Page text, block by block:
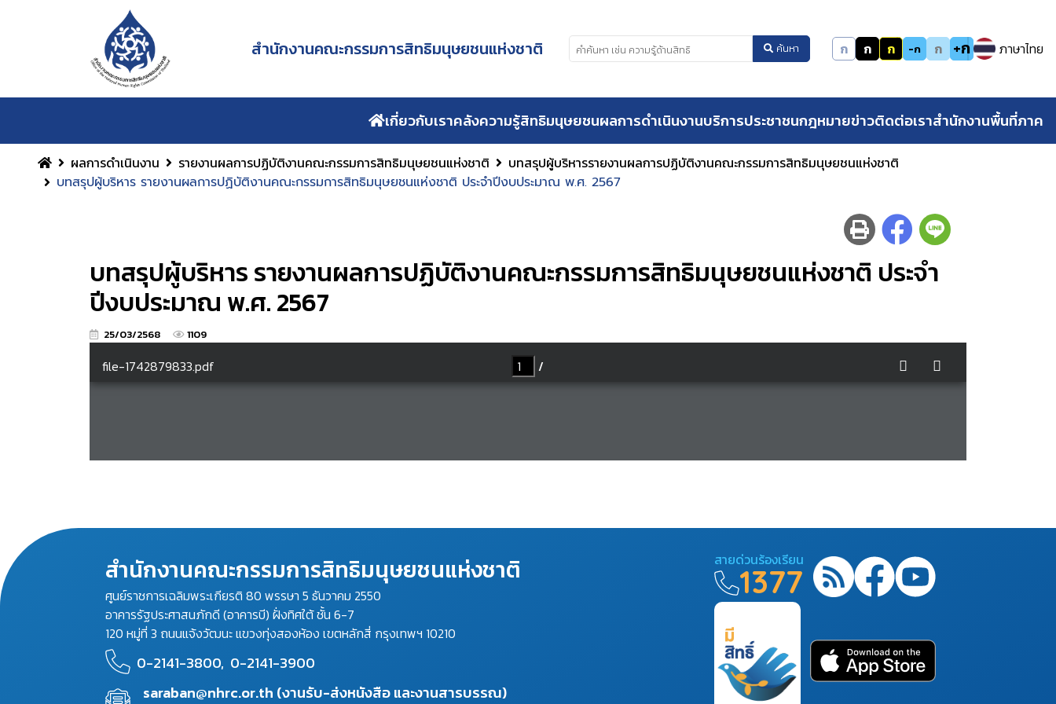
สำนักงานคณะกรรมการสิทธิมนุษยชนแห่งชาติ ค้นหา ก ก ก -ก ก +ก ภาษาไทย
เกี่ยวกับเราคลังความรู้สิทธิมนุษยชนผลการดำเนินงานบริการประชาชนกฎหมายข่าวติดต่อเราสำนักงานพื้นที่ภาค
ผลการดำเนินงาน รายงานผลการปฏิบัติงานคณะกรรมการสิทธิมนุษยชนแห่งชาติ
บทสรุปผู้บริหารรายงานผลการปฏิบัติงานคณะกรรมการสิทธิมนุษยชนแห่งชาติ
บทสรุปผู้บริหาร รายงานผลการปฏิบัติงานคณะกรรมการสิทธิมนุษยชนแห่งชาติ ประจำปีงบประมาณ พ.ศ. 2567
บทสรุปผู้บริหาร รายงานผลการปฏิบัติงานคณะกรรมการสิทธิมนุษยชนแห่งชาติ ประจำ
ปีงบประมาณ พ.ศ. 2567
25/03/2568 1109
สำนักงานคณะกรรมการสิทธิมนุษยชนแห่งชาติ
ศูนย์ราชการเฉลิมพระเกียรติ 80 พรรษา 5 ธันวาคม 2550
อาคารรัฐประศาสนภักดี (อาคารบี) ฝั่งทิศใต้ ชั้น 6-7
120 หมู่ที่ 3 ถนนแจ้งวัฒนะ แขวงทุ่งสองห้อง เขตหลักสี่ กรุงเทพฯ 10210
0-2141-3800, 0-2141-3900
saraban@nhrc.or.th (งานรับ-ส่งหนังสือ และงานสารบรรณ)
สายด่วนร้องเรียน
1377